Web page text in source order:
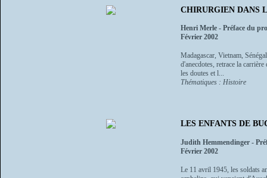
CHIRURGIEN DANS
Henri Merle - Préface du
Février 2002
Madagascar, Vietnam,
d'anecdotes, retrace la
les doutes et l...
Thématiques : Histoire
LES ENFANTS DE
Judith Hemmendinger -
Février 2002
Le 11 avril 1945, les soldats